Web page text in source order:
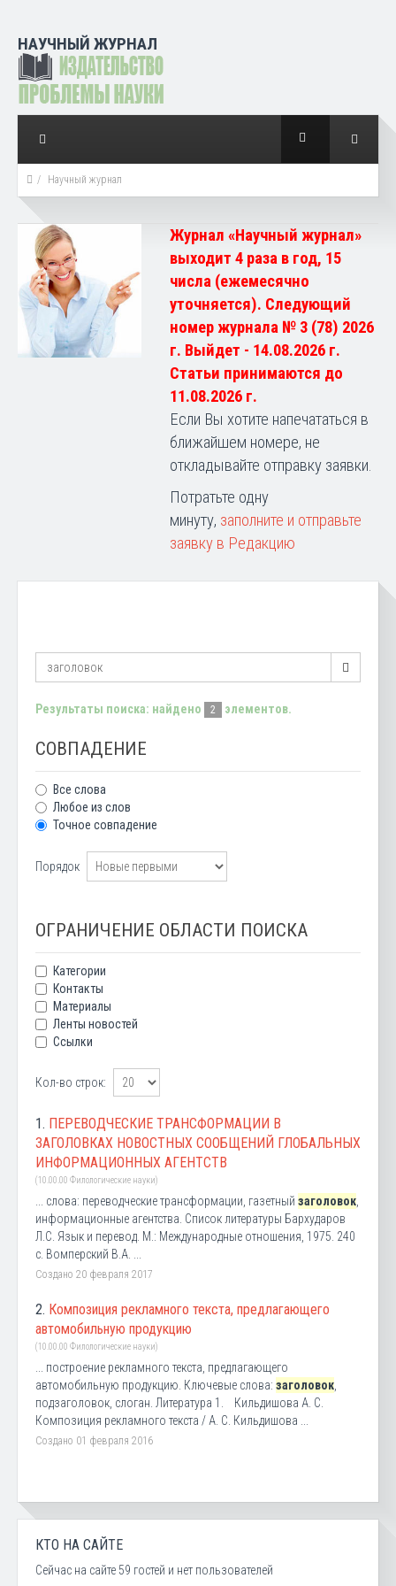
НАУЧНЫЙ ЖУРНАЛ
Научный журнал
Журнал «Научный журнал»
выходит 4 раза в год, 15
числа (ежемесячно
уточняется). Следующий
номер журнала № 3 (78) 2026
г. Выйдет - 14.08.2026 г.
Статьи принимаются до
11.08.2026 г.
Если Вы хотите напечататься в
ближайшем номере, не
откладывайте отправку заявки.
Потратьте одну
минуту, заполните и отправьте
заявку в Редакцию
Результаты поиска: найдено 2 элементов.
СОВПАДЕНИЕ
Все слова
Любое из слов
Точное совпадение
Порядок
ОГРАНИЧЕНИЕ ОБЛАСТИ ПОИСКА
Категории
Контакты
Материалы
Ленты новостей
Ссылки
Кол-во строк:
1. ПЕРЕВОДЧЕСКИЕ ТРАНСФОРМАЦИИ В
ЗАГОЛОВКАХ НОВОСТНЫХ СООБЩЕНИЙ ГЛОБАЛЬНЫХ
ИНФОРМАЦИОННЫХ АГЕНТСТВ
(10.00.00 Филологические науки)
... слова: переводческие трансформации, газетный заголовок
информационные агентства. Список литературы Бархударов
Л.С. Язык и перевод. М.: Международные отношения, 1975. 240
с. Вомперский В.А. ...
Создано 20 февраля 2017
2. Композиция рекламного текста, предлагающего
автомобильную продукцию
(10.00.00 Филологические науки)
... построение рекламного текста, предлагающего
автомобильную продукцию. Ключевые слова: заголовок
подзаголовок, слоган. Литература 1. Кильдишова А. С.
Композиция рекламного текста / А. С. Кильдишова ...
Создано 01 февраля 2016
КТО НА САЙТЕ
Сейчас на сайте 59 гостей и нет пользователей